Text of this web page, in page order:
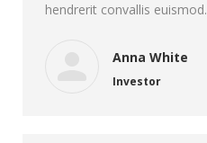
hendrerit convallis euismod.
Anna White
Investor